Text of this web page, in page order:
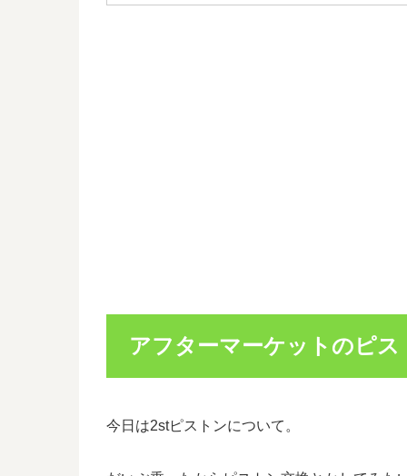
アフターマーケットのピ
今日は2stピストンについて。